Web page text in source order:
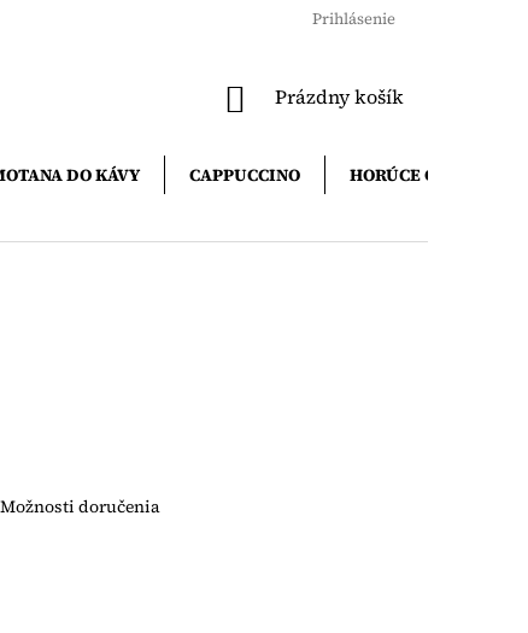
Prihlásenie
NÁKUPNÝ
Prázdny košík
DO KÁVY CAPPUCCINO
HORÚCE ČOKOLÁDY
Možnosti doručenia